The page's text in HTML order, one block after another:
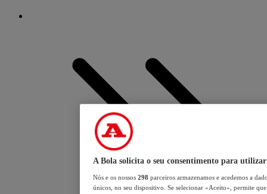
A Bola solicita o seu consentimento para utilizar
Nós e os nossos 298 parceiros armazenamos e acedemos a
únicos, no seu dispositivo. Se selecionar «Aceito», permite